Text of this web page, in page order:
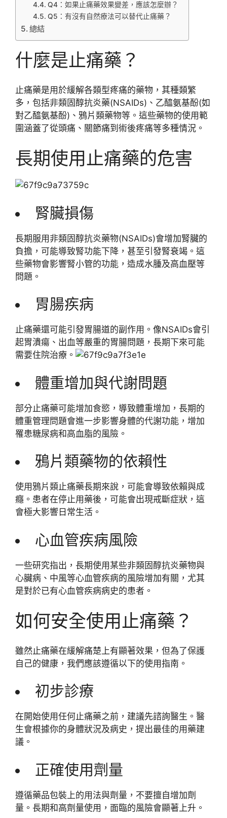
Q4：如果止痛藥效果變差，應該怎麼辦？
Q5：有沒有自然療法可以替代止痛藥？
總結
什麼是止痛藥？
止痛藥是用於緩解各類型疼痛的藥物，其種類繁
多，包括非類固醇抗炎藥(NSAIDs)、乙醯氨基酚(如
對乙醯氨基酚)、鴉片類藥物等。這些藥物的使用範
圍涵蓋了從頭痛、關節痛到術後疼痛等多種情況。
長期使用止痛藥的危害
腎臟損傷
長期服用非類固醇抗炎藥物(NSAIDs)會增加腎臟的
負擔，可能導致腎功能下降，甚至引發腎衰竭。這
些藥物會影響腎小管的功能，造成水腫及高血壓等
問題。
胃腸疾病
止痛藥還可能引發胃腸道的副作用。像NSAIDs會引
起胃潰瘍、出血等嚴重的胃腸問題，長期下來可能
需要住院治療。
體重增加與代謝問題
部分止痛藥可能增加食慾，導致體重增加，長期的
體重管理問題會進一步影響身體的代謝功能，增加
罹患糖尿病和高血脂的風險。
鴉片類藥物的依賴性
使用鴉片類止痛藥長期來說，可能會導致依賴與成
癮。患者在停止用藥後，可能會出現戒斷症狀，這
會極大影響日常生活。
心血管疾病風險
一些研究指出，長期使用某些非類固醇抗炎藥物與
心臟病、中風等心血管疾病的風險增加有關，尤其
是對於已有心血管疾病病史的患者。
如何安全使用止痛藥？
雖然止痛藥在緩解痛楚上有顯著效果，但為了保護
自己的健康，我們應該遵循以下的使用指南。
初步診療
在開始使用任何止痛藥之前，建議先諮詢醫生。醫
生會根據你的身體狀況及病史，提出最佳的用藥建
議。
正確使用劑量
遵循藥品包裝上的用法與劑量，不要擅自增加劑
量。長期和高劑量使用，面臨的風險會顯著上升。